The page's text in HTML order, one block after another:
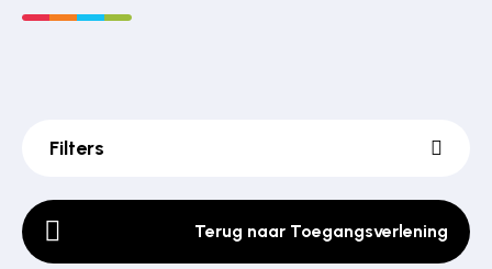
Hekwerkonderdelen
Filters
Terug naar Toegangsverlening